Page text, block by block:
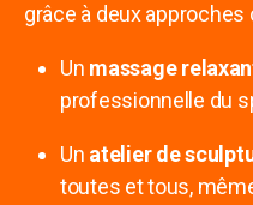
grâce à deux
Un massage
professionnelle du
Un atelier de
toutes et tous,